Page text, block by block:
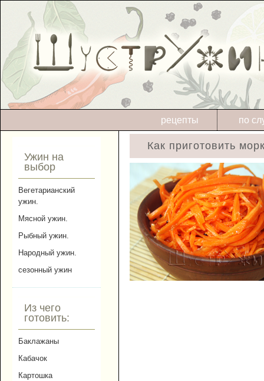
по
рецепты
Ужин на
выбор
Вегетарианский
ужин.
Мясной ужин.
Рыбный ужин.
Народный ужин.
сезонный ужин
Из чего
готовить:
Баклажаны
Кабачок
Картошка
Как приготовить